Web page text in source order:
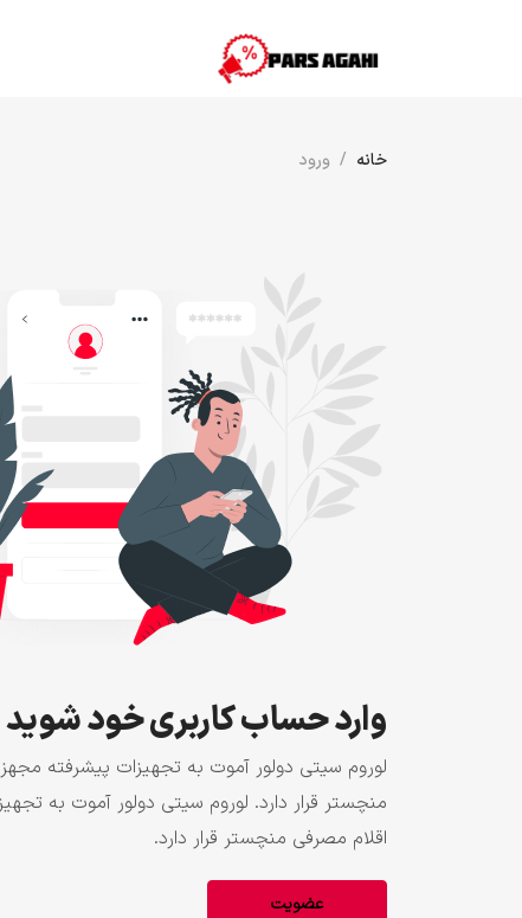
خانه ورود
وارد حساب کاربری خود شوید
لوروم سیتی دولور آموت به تجهیزات پیشرفته
منچستر قرار دارد. لوروم سیتی دولور آموت به
اقلام مصرفی منچستر قرار دارد.
عضویت